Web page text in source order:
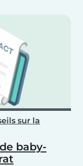
sur la
baby-